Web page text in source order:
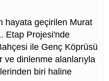
hayata geçirilen Murat
Etap Projesi'nde
ile Genç Köprüsü
ve dinlenme alanlarıyla
biri haline